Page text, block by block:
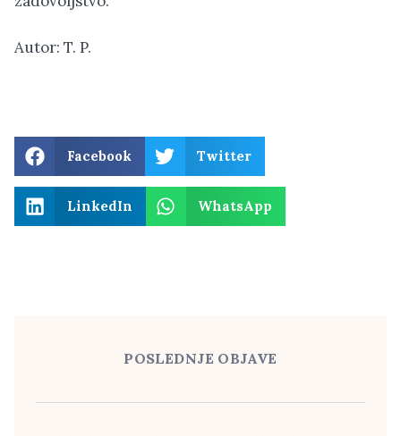
Autor: T. P.
Facebook Twitter
LinkedIn WhatsApp
POSLEDNJE OBJAVE